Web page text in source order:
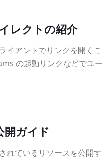
レクトの紹介
イアントでリンクを開くこ
の起動リンクなどでユー
開ガイド
れているリソースを公開す